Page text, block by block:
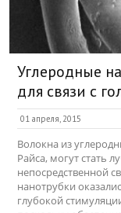
Углеродные
для связи с
01 апреля, 2015
Волокна из
Райса, могут стать
непосредственной
нанотрубки
глубокой